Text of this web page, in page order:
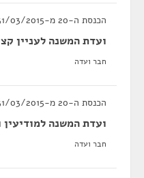
הכנסת ה-20 מ-31/03/2015 עד 30/04/2019
ועדת המשנה לעניין
חבר ועדה
הכנסת ה-20 מ-31/03/2015 עד 30/04/2019
ועדת המשנה
חבר ועדה